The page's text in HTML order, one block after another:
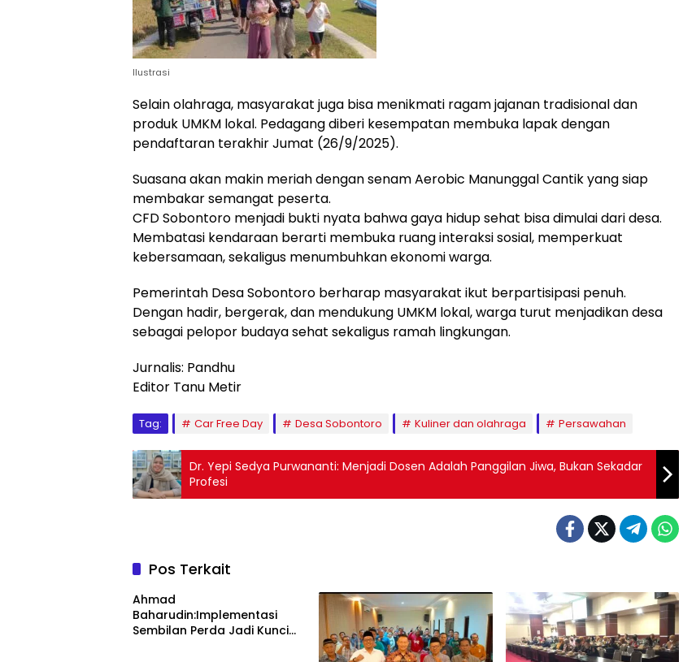
Ilustrasi
Selain olahraga, masyarakat juga bisa menikmati ragam jajanan tradisional dan
produk UMKM lokal. Pedagang diberi kesempatan membuka lapak dengan
pendaftaran terakhir Jumat (26/9/2025).
Suasana akan makin meriah dengan senam Aerobic Manunggal Cantik yang siap
membakar semangat peserta.
CFD Sobontoro menjadi bukti nyata bahwa gaya hidup sehat bisa dimulai dari desa.
Membatasi kendaraan berarti membuka ruang interaksi sosial, memperkuat
kebersamaan, sekaligus menumbuhkan ekonomi warga.
Pemerintah Desa Sobontoro berharap masyarakat ikut berpartisipasi penuh.
Dengan hadir, bergerak, dan mendukung UMKM lokal, warga turut menjadikan desa
sebagai pelopor budaya sehat sekaligus ramah lingkungan.
Jurnalis: Pandhu
Editor Tanu Metir
Tag: Car Free Day Desa Sobontoro Kuliner dan olahraga Persawahan
Dr. Yepi Sedya Purwananti: Menjadi Dosen Adalah Panggilan Jiwa, Bukan Sekadar
Profesi
Pos Terkait
Ahmad
Baharudin:Implementasi
Sembilan Perda Jadi Kunci